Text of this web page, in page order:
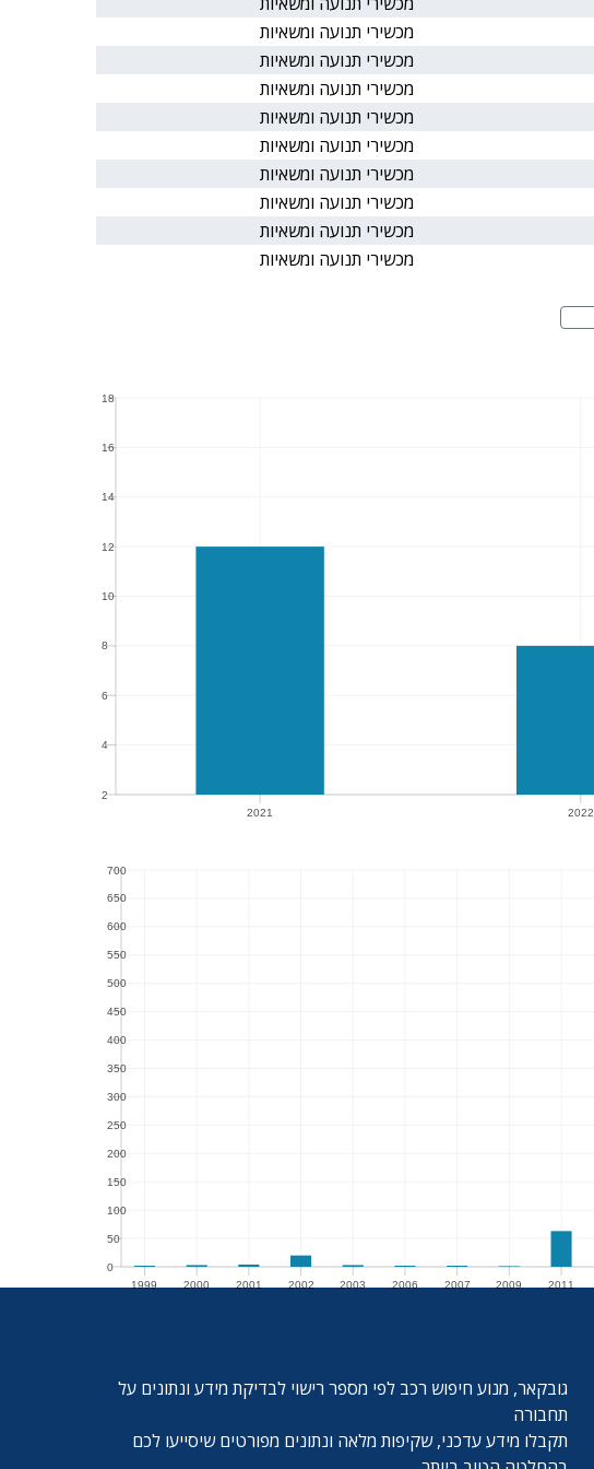
מכשירי תנועה ומשאיות
מכשירי תנועה ומשאיות
מכשירי תנועה ומשאיות
מכשירי תנועה ומשאיות
מכשירי תנועה ומשאיות
מכשירי תנועה ומשאיות
מכשירי תנועה ומשאיות
מכשירי תנועה ומשאיות
מכשירי תנועה ומשאיות
2021 2022
2
4
6
8
10
12
14
16
18
1999 2000 2001 2002 2003 2006 2007 2009 2011
0
50
100
150
200
250
300
350
400
450
500
550
600
650
700
גובקאר, מנוע חיפוש רכב לפי מספר רישוי לבדיקת מידע ונתונים על
תחבורה
תקבלו מידע עדכני, שקיפות מלאה ונתונים מפורטים שיסייעו לכם